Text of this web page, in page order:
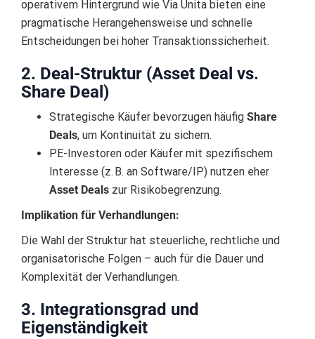
operativem Hintergrund wie Via Unita bieten eine
pragmatische Herangehensweise und schnelle
Entscheidungen bei hoher Transaktionssicherheit.
2. Deal-Struktur (Asset Deal vs.
Share Deal)
Strategische Käufer bevorzugen häufig Share
Deals, um Kontinuität zu sichern.
PE-Investoren oder Käufer mit spezifischem
Interesse (z. B. an Software/IP) nutzen eher
Asset Deals zur Risikobegrenzung.
Implikation für Verhandlungen:
Die Wahl der Struktur hat steuerliche, rechtliche und
organisatorische Folgen – auch für die Dauer und
Komplexität der Verhandlungen.
3. Integrationsgrad und
Eigenständigkeit